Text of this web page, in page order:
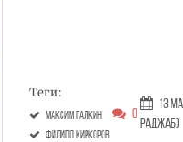
Теги:
Максим Галкин
Филипп Киркоров
0
13
Раджаб)